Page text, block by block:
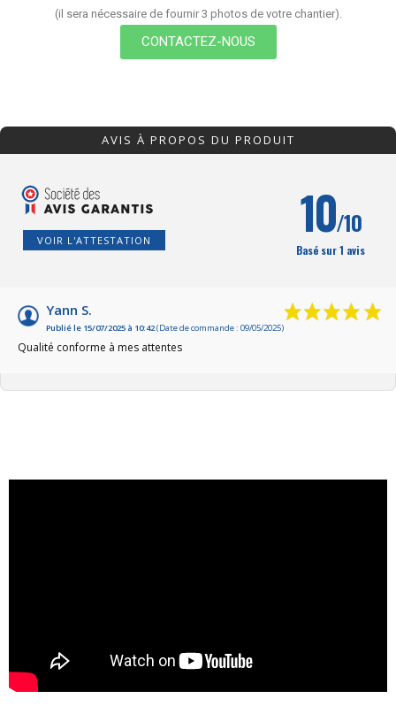
(il sera nécessaire de fournir 3 photos de votre chantier).
CONTACTEZ-NOUS
AVIS À PROPOS DU PRODUIT
VOIR L'ATTESTATION 10/10
Basé sur 1 avis
Yann S.
Publié le 15/07/2025 à 10:42(Date de commande : 09/05/2025)
Qualité conforme à mes attentes